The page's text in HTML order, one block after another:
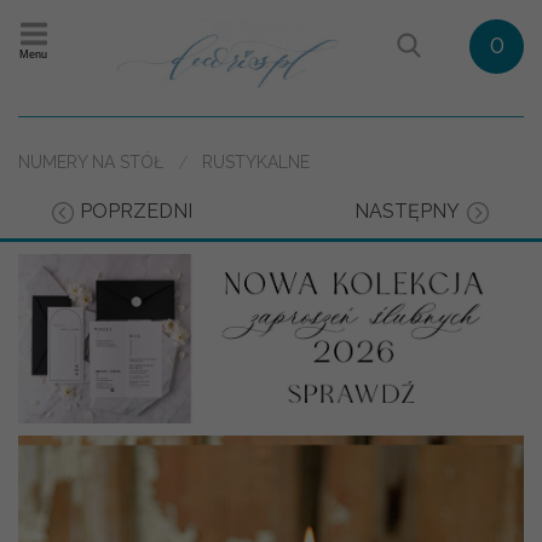
Menu 0
NUMERY NA STÓŁ RUSTYKALNE
POPRZEDNI NASTĘPNY